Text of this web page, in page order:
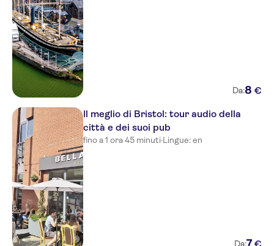
Da:8 €
Il meglio di Bristol: tour audio della
città e dei suoi pub
fino a 1 ora 45 minuti·Lingue: en
Da:7